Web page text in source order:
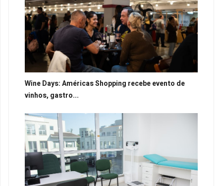
Wine Days: Américas Shopping recebe evento de
vinhos, gastro...